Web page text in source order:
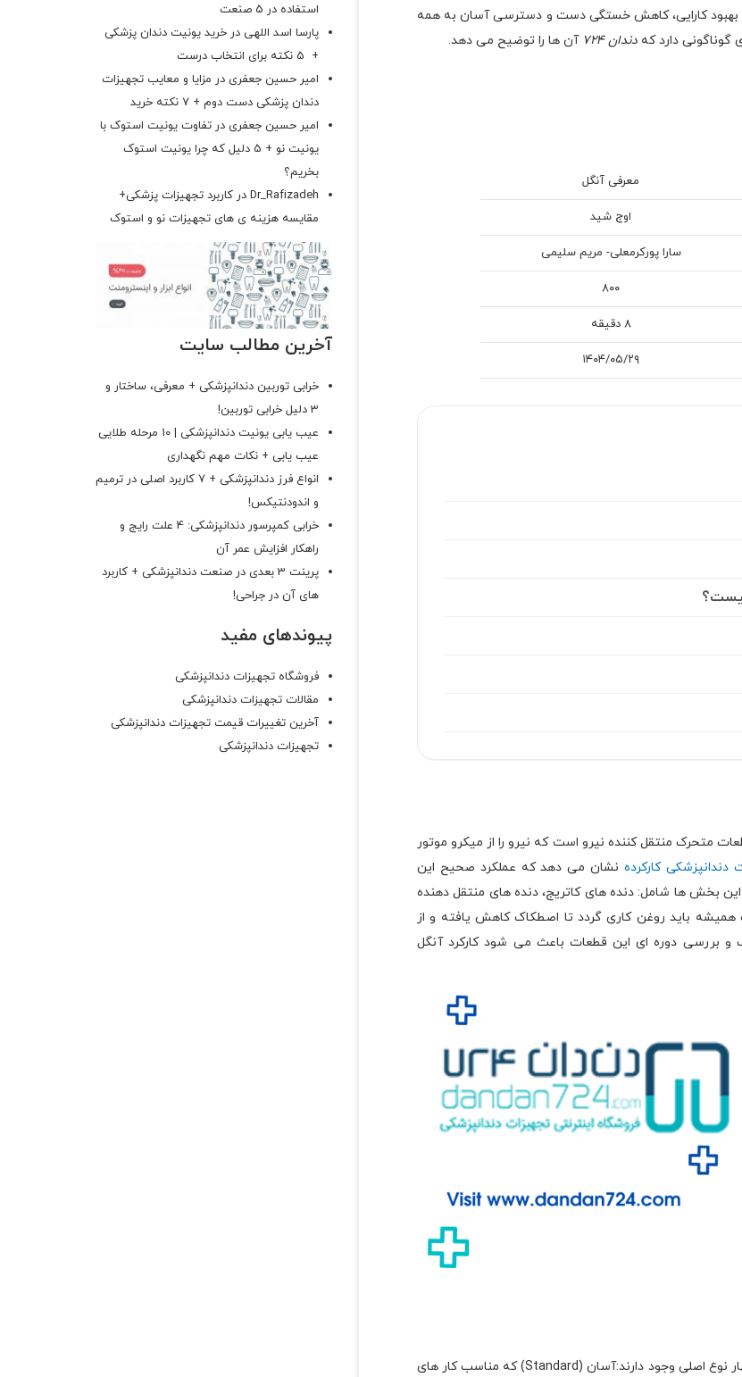
بهبود کارایی، کاهش خستگی دست و دسترسی آسان به همه
دارد که دندان 724
آن ها را توضیح می دهد.
معرفی آنگل
اوج شید
سارا پورکرمعلی- مریم سلیمی
۸۰۰
8 دقیقه
۱۴۰۴/۰۵/۲۹
متحرک منتقل کننده نیرو است که نیرو را از میکرو موتور
دندانپزشکی کارکرده نشان می دهد که عملکرد صحیح این
بخش ها شامل: دنده های کاتریج، دنده های منتقل دهنده
باید روغن کاری گردد تا اصطکاک کاهش یافته و از
و بررسی دوره ای این قطعات باعث می شود کارکرد آنگل
بعد از معرفی آنگل باید انواع آن را نام برد. آنگل ها در چهار نوع اصلی وجود دارند:آسان (Standard) که مناسب کار های
استفاده در 5 صنعت
پارسا اسد اللهی در خرید یونیت دندان پزشکی
+ 5 نکته برای انتخاب درست
امیر حسین جعفری در مزایا و معایب تجهیزات
دندان پزشکی دست دوم + 7 نکته خرید
امیر حسین جعفری در تفاوت یونیت استوک با
یونیت نو + 5 دلیل که چرا یونیت استوک
بخریم؟
Dr_Rafizadeh در کاربرد تجهیزات پزشکی+
مقایسه هزینه ی های تجهیزات نو و استوک
آخرین مطالب سایت
خرابی توربین دندانپزشکی + معرفی، ساختار و
3 دلیل خرابی توربین!
عیب یابی یونیت دندانپزشکی | 10 مرحله طلایی
عیب یابی + نکات مهم نگهداری
انواع فرز دندانپزشکی + 7 کاربرد اصلی در ترمیم
و اندودنتیکس!
خرابی کمپرسور دندانپزشکی: 4 علت رایج و
راهکار افزایش عمر آن
پرینت 3 بعدی در صنعت دندانپزشکی + کاربرد
های آن در جراحی!
پیوندهای مفید
فروشگاه تجهیزات دندانپزشکی
مقالات تجهیزات دندانپزشکی
آخرین تغییرات قیمت تجهیزات دندانپزشکی
تجهیزات دندانپزشکی